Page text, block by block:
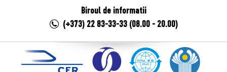
Biroul de informatii
(+373) 22 83-33-33 (08.00 - 20.00)